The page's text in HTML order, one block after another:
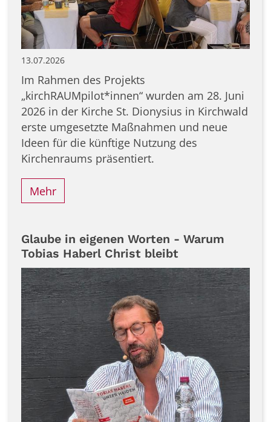
13.07.2026
Im Rahmen des Projekts
„kirchRAUMpilot*innen“ wurden am 28. Juni
2026 in der Kirche St. Dionysius in Kirchwald
erste umgesetzte Maßnahmen und neue
Ideen für die künftige Nutzung des
Kirchenraums präsentiert.
Mehr
Glaube in eigenen Worten - Warum
Tobias Haberl Christ bleibt